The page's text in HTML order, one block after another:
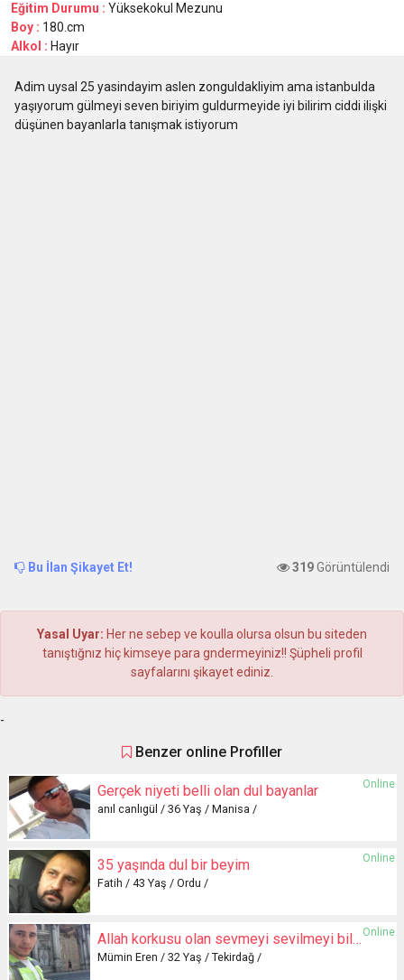
Eğitim Durumu : Yüksekokul Mezunu
Boy : 180.cm
Alkol : Hayır
Adim uysal 25 yasindayim aslen zonguldakliyim ama istanbulda
yaşıyorum gülmeyi seven biriyim guldurmeyide iyi bilirim ciddi ilişki
düşünen bayanlarla tanışmak istiyorum
Bu İlan Şikayet Et! 319Görüntülendi
Yasal Uyar: Her ne sebep ve koulla olursa olsun bu siteden
tanıştığnız hiç kimseye para gndermeyiniz!! Şüpheli profil
sayfalarını şikayet ediniz.
-
Benzer online Profiller
Online
Gerçek niyeti belli olan dul bayanlar
anıl canlıgül / 36 Yaş / Manisa /
Online
35 yaşında dul bir beyim
Fatih / 43 Yaş / Ordu /
Online
Allah korkusu olan sevmeyi sevilmeyi bilen
Mümin Eren / 32 Yaş / Tekirdağ /